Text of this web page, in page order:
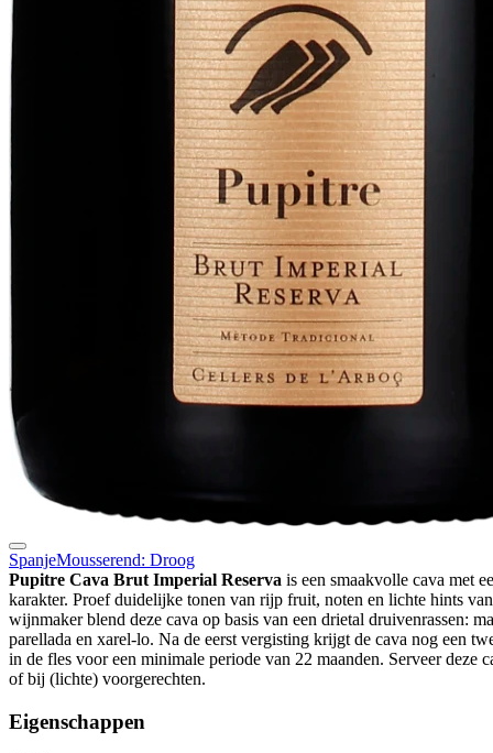
SpanjeMousserend: Droog
Pupitre Cava Brut Imperial Reserva is een smaakvolle cava met
karakter. Proef duidelijke tonen van rijp fruit, noten en lichte hints
wijnmaker blend deze cava op basis van een drietal druivenrassen:
parellada en xarel-lo. Na de eerst vergisting krijgt de cava nog een
in de fles voor een minimale periode van 22 maanden. Serveer deze
of bij (lichte) voorgerechten.
Eigenschappen